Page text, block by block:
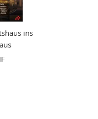
ins